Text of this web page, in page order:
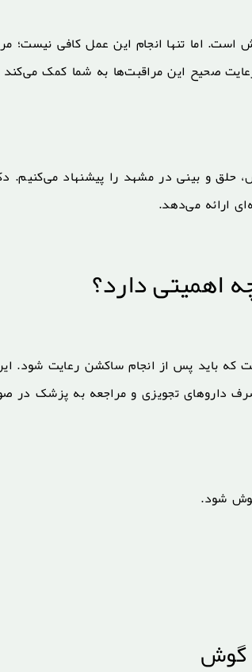
اما تنها انجام این عمل کافی نیست؛
صحیح این مراقبت‌ها به شما کمک می‌کند
حلق و بینی در مشهد را پیشنهاد می‌کنیم.
ارائه می‌دهد.
دارد؟
که باید پس از انجام ساکشن رعایت شود.
داروهای تجویزی و مراجعه به پزشک در
شود.